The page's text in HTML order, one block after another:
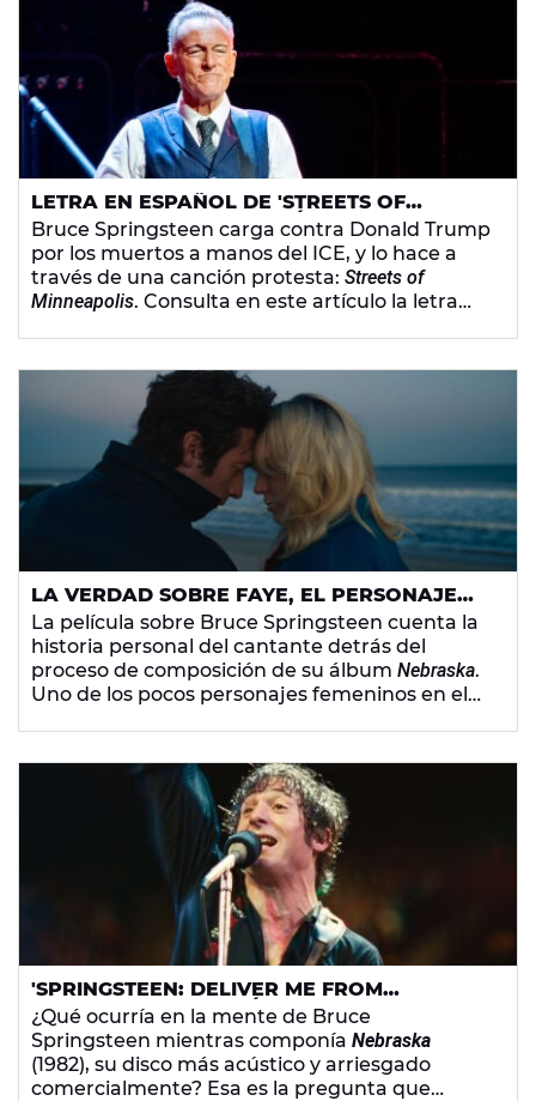
LETRA EN ESPAÑOL DE 'STREETS OF
MINNEAPOLIS', LA CANCIÓN DE BRUCE
SPRINGSTEEN CONTRA EL ICE
Bruce Springsteen carga contra Donald Trump
por los muertos a manos del ICE, y lo hace a
través de una canción protesta: Streets of
Minneapolis. Consulta en este artículo la letra
LA VERDAD SOBRE FAYE, EL PERSONAJE
FEMENINO DEL BIOPIC DE BRUCE
SPRINGSTEEN
La película sobre Bruce Springsteen cuenta la
historia personal del cantante detrás del
proceso de composición de su álbum Nebraska.
Uno de los pocos personajes femeninos en el
'SPRINGSTEEN: DELIVER ME FROM
NOWHERE': UNA PELÍCULA CONVENCIONAL
SOBRE UN ÁLBUM ATÍPICO
¿Qué ocurría en la mente de Bruce
Springsteen mientras componía Nebraska
(1982), su disco más acústico y arriesgado
comercialmente? Esa es la pregunta que